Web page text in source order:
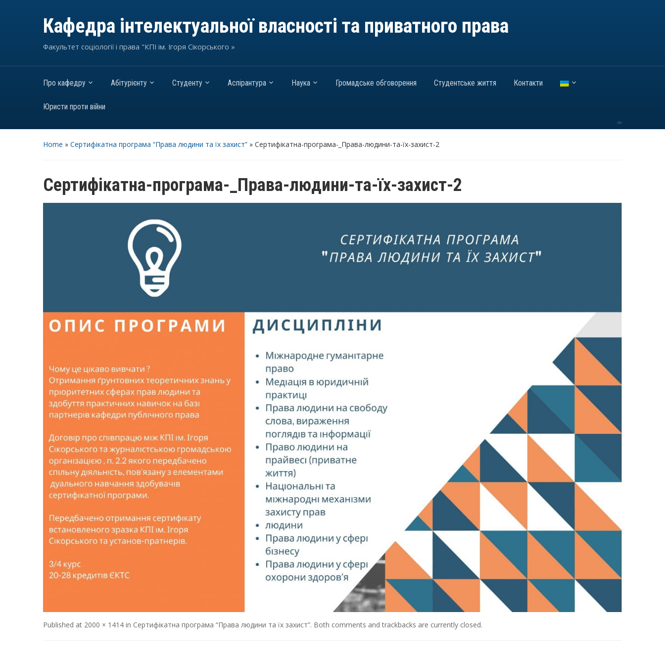
Кафедра інтелектуальної власності та приватного права
Факультет соціології і права "КПІ ім. Ігоря Сікорського »
Про кафедру Абітурієнту Студенту Аспірантура Наука Громадське обговорення Студентське життя Контакти
Юристи проти війни
Home » Сертифікатна програма “Права людини та їх захист” » Сертифікатна-програма-_Права-людини-та-їх-захист-2
Сертифікатна-програма-_Права-людини-та-їх-захист-2
Published at 2000 × 1414 in Сертифікатна програма “Права людини та їх захист”. Both comments and trackbacks are currently closed.